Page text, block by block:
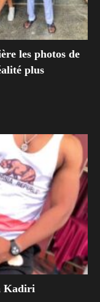
les photos de
plus
Kadiri